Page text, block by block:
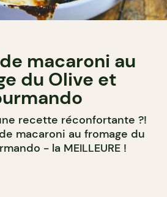
macaroni au
du Olive et
recette réconfortante ?!
macaroni au fromage du
- la MEILLEURE !